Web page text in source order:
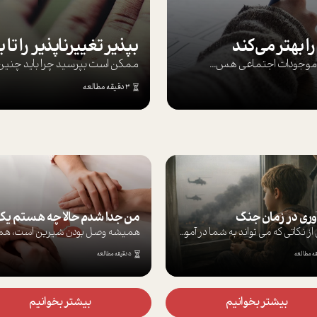
بهتر می‌کند
موجودات اجتماعی هس... ممکن است بپرسيد چرا بايد چنين
3 دقیقه مطالعه
در زمان جنگ
برخی از نکاتی که می تواند به شما در آموز...
بیشتر بخوانیم
5 دقیقه مطالعه
بیشتر بخوانیم